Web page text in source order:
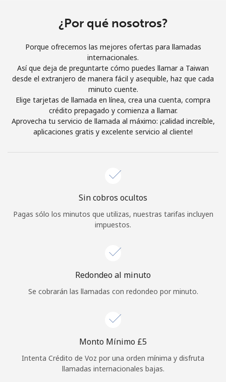
o
Continuar con
¿Por qué nosotros?
Porque ofrecemos las mejores ofertas para llamadas
internacionales.
Así que deja de preguntarte cómo puedes llamar a Taiwan
desde el extranjero de manera fácil y asequible, haz que cada
minuto cuente.
Elige tarjetas de llamada en línea, crea una cuenta, compra
crédito prepagado y comienza a llamar.
Aprovecha tu servicio de llamada al máximo: ¡calidad increíble,
aplicaciones gratis y excelente servicio al cliente!
Sin cobros ocultos
Pagas sólo los minutos que utilizas, nuestras tarifas incluyen
impuestos.
Redondeo al minuto
Se cobrarán las llamadas con redondeo por minuto.
Monto Mínimo ⁦£5⁩
Intenta Crédito de Voz por una orden mínima y disfruta
llamadas internacionales bajas.